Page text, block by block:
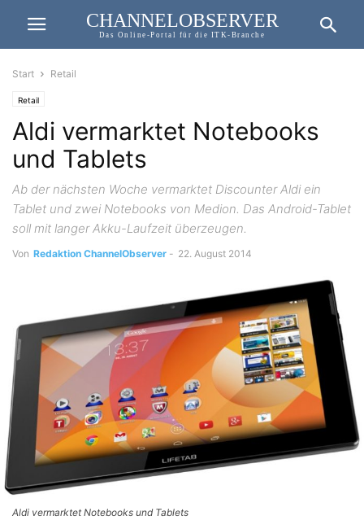
CHANNELOBSERVER
Das Online-Portal für die ITK-Branche
Start Retail
Retail
Aldi vermarktet Notebooks
und Tablets
Ab der nächsten Woche vermarktet Discounter Aldi ein
Tablet und zwei Notebooks von Medion. Das Android-Tablet
soll mit langer Akku-Laufzeit überzeugen.
Von Redaktion ChannelObserver - 22. August 2014
Aldi vermarktet Notebooks und Tablets